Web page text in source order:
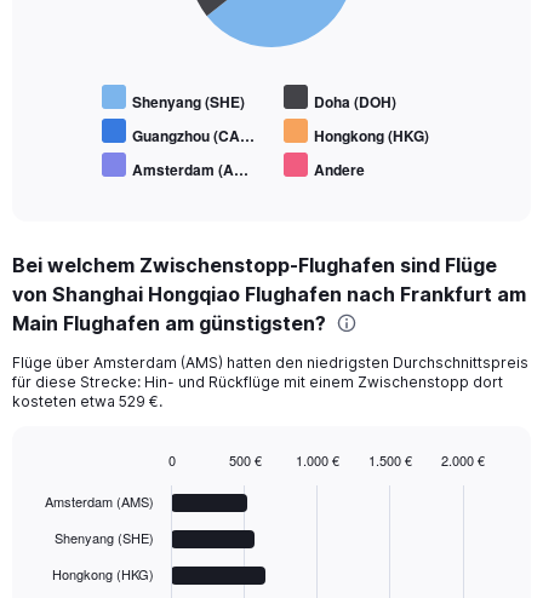
Shenyang (SHE)
Doha (DOH)
Guangzhou (CA…
Hongkong (HKG)
Amsterdam (A…
Andere
Bei welchem Zwischenstopp-Flughafen sind Flüge
von Shanghai Hongqiao Flughafen nach Frankfurt am
Main Flughafen am günstigsten?
Flüge über Amsterdam (AMS) hatten den niedrigsten Durchschnittspreis
für diese Strecke: Hin- und Rückflüge mit einem Zwischenstopp dort
kosteten etwa 529 €.
chart
graphic.
Amsterdam (AMS)
Shenyang (SHE)
Hongkong (HKG)
0 500 € 1.000 € 1.500 € 2.000 €